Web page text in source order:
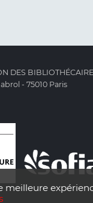
DES
- 75010 Paris